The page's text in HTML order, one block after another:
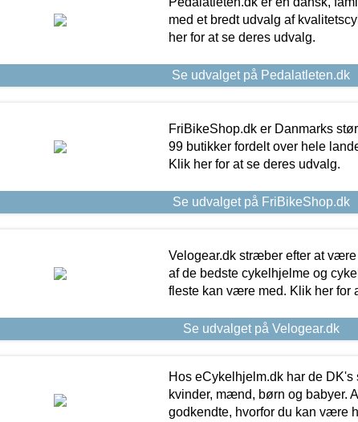
med et bredt udvalg af
her for at se deres udvalg.
Se udvalget på Pedalatleten.dk
FriBikeShop.dk er Danmarks
99 butikker fordelt over hele
Klik her for at se deres udvalg.
Se udvalget på FriBikeShop.dk
Velogear.dk stræber efter at
af de bedste cykelhjelme og
fleste kan være med. Klik her for
Se udvalget på Velogear.dk
Hos eCykelhjelm.dk har de DK's
kvinder, mænd, børn og babyer.
godkendte, hvorfor du kan være